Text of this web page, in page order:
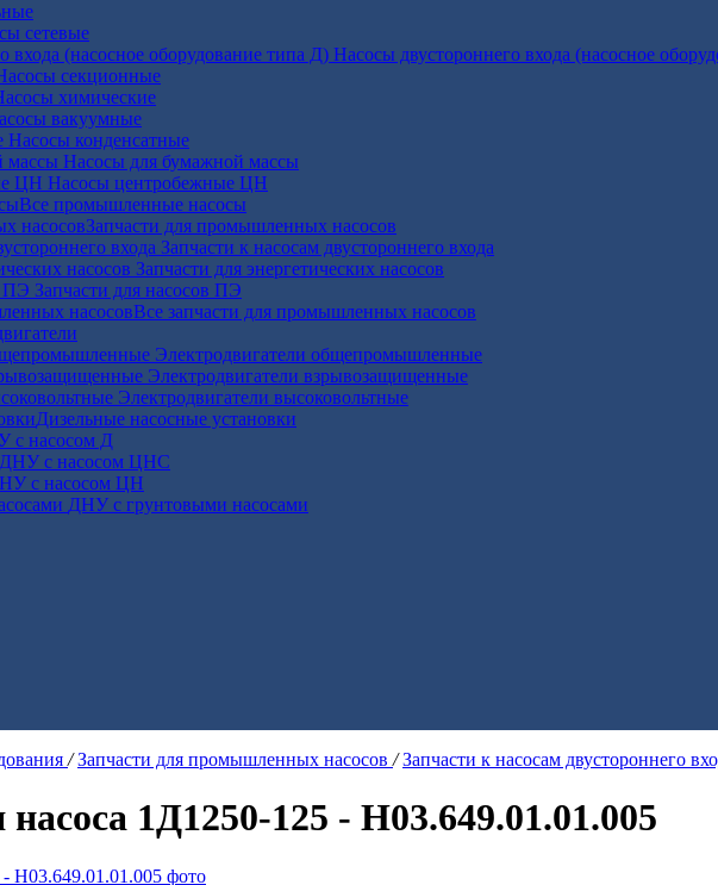
сетевые
Насосы двустороннего входа (насосное
секционные
химические
вакуумные
Насосы конденсатные
Насосы для бумажной массы
Насосы центробежные ЦН
Все промышленные насосы
Запчасти для промышленных насосов
Запчасти к насосам двустороннего входа
Запчасти для энергетических насосов
Запчасти для насосов ПЭ
Все запчасти для промышленных насосов
Электродвигатели общепромышленные
Электродвигатели взрывозащищенные
Электродвигатели высоковольтные
Дизельные насосные установки
с насосом Д
ДНУ с насосом ЦНС
с насосом ЦН
ДНУ с грунтовыми насосами
/ Запчасти для промышленных насосов / Запчасти к насосам двустороннего
1Д1250-125 - Н03.649.01.01.005